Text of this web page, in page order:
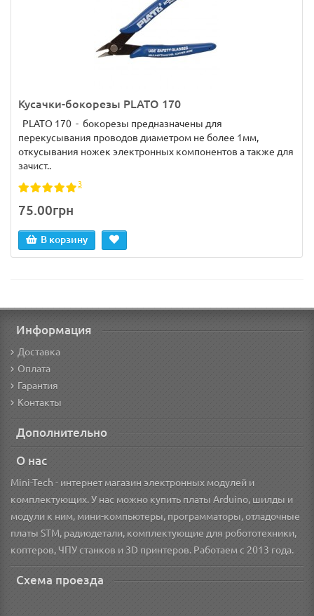
Кусачки-бокорезы PLATO 170
PLATO 170 - бокорезы предназначены для
перекусывания проводов диаметром не более 1мм,
откусывания ножек электронных компонентов а также для
зачист..
3
75.00грн
В корзину
Информация
Доставка
Оплата
Гарантия
Контакты
Дополнительно
О нас
Mini-Tech - интернет магазин электронных модулей и
комплектующих. У нас можно купить платы Arduino, шилды и
модули к ним, мини-компьютеры, программаторы, отладочные
платы STM, радиодетали, комплектующие для робототехники,
коптеров, ЧПУ станков и 3D принтеров. Работаем с 2013 года.
Схема проезда